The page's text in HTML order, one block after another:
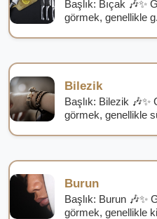
Başlık: Bıçak 🎶✨
görmek, genellikle
Bilezik
Başlık: Bilezik 🎶✨
görmek, genellikle
Burun
Başlık: Burun 🎶✨
görmek, genellikle